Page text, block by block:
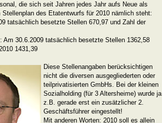
die sich seit Jahren jedes Jahr aufs Neue als
des Etatentwurfs für 2010 nämlich steht:
tatsächlich besetzte Stellen 670,97 und Zahl der
Am 30.6.2009 tatsächlich besetzte Stellen 1362,58
1431,39
Diese Stellenangaben berücksichtigen
nicht die diversen ausgegliederten oder
teilprivatisierten GmbHs. Bei der kleinen
Sozialholding (für 3 Altersheime) wurde ja
z.B. gerade erst ein zusätzlicher 2.
Geschäftsführer eingestellt!
Mit anderen Worten: 2010 soll es allein